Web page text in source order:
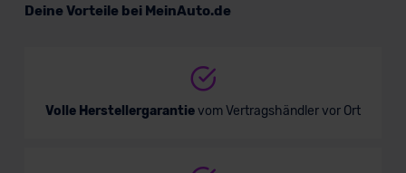
Bald verfügbar
Deine Vorteile bei MeinAuto.de
Volle Herstellergarantievom Vertragshändler vor Ort